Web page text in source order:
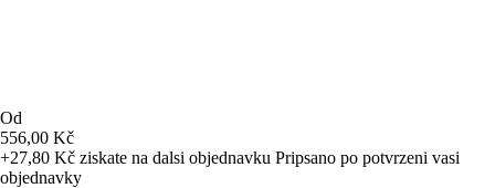
Od
556,00 Kč
+27,80 Kč ziskate na dalsi objednavku Pripsano po potvrzeni vasi
objednavky